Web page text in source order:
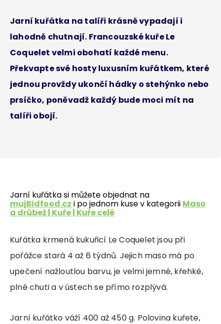
Jarní kuřátka na talíři krásně vypadají i
lahodně chutnají. Francouzské kuře Le
Coquelet velmi obohatí každé menu.
Překvapte své hosty luxusním kuřátkem, které
jednou provždy ukončí hádky o stehýnko nebo
prsíčko, poněvadž každý bude moci mít na
talíři obojí.
Jarní kuřátka si můžete objednat na
mujBidfood.cz i po jednom kuse v kategorii Maso
a drůbež | Kuře | Kuře celé
Kuřátka krmená kukuřicí Le Coquelet jsou při
pořážce stará 4 až 6 týdnů. Jejich maso má po
upečení nažloutlou barvu, je velmi jemné, křehké,
plné chuti a v ústech se přímo rozplývá.
Jarní kuřátko váží 400 až 450 g. Polovina kuřete,